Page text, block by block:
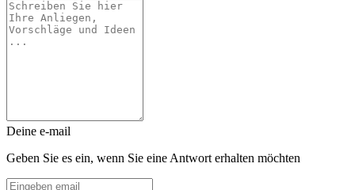
Deine e-mail
Geben Sie es ein, wenn Sie eine Antwort erhalten möchten